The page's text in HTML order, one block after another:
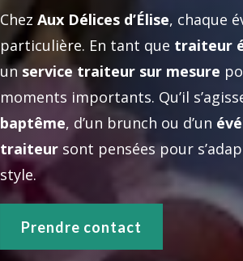
ChezAux Délices d’Élise, chaque
particulière. En tant que traiteur
un service traiteur sur mesure
moments importants. Qu’il
baptême, d’un brunch ou d’un
traiteur sont pensées pour
style.
Prendre contact